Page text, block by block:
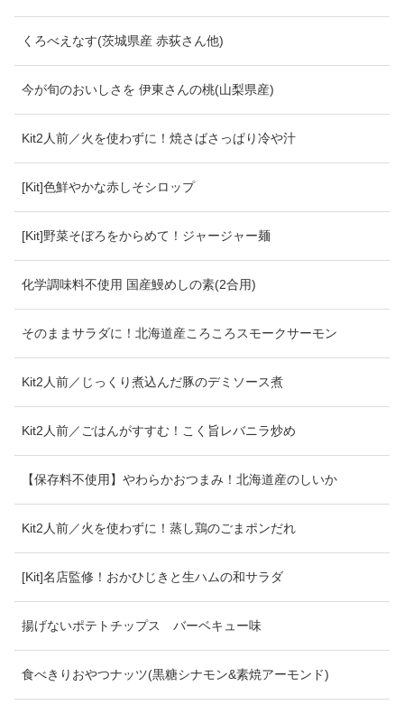
くろべえなす(茨城県産 赤荻さん他)
今が旬のおいしさを 伊東さんの桃(山梨県産)
Kit2人前／火を使わずに！焼さばさっぱり冷や汁
[Kit]色鮮やかな赤しそシロップ
[Kit]野菜そぼろをからめて！ジャージャー麺
化学調味料不使用 国産鰻めしの素(2合用)
そのままサラダに！北海道産ころころスモークサーモン
Kit2人前／じっくり煮込んだ豚のデミソース煮
Kit2人前／ごはんがすすむ！こく旨レバニラ炒め
【保存料不使用】やわらかおつまみ！北海道産のしいか
Kit2人前／火を使わずに！蒸し鶏のごまポンだれ
[Kit]名店監修！おかひじきと生ハムの和サラダ
揚げないポテトチップス バーベキュー味
食べきりおやつナッツ(黒糖シナモン&素焼アーモンド)